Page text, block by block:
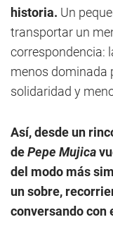
historia. Un
transportar un
correspondencia:
menos dominada
solidaridad y
Así, desde un
dePepe Mujica
del modo más
un sobre,
conversando con